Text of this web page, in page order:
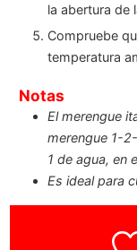
la abertura de
Compruebe
temperatura
Notas
El merengue
merengue 1-
1 de agua, en
Es ideal para